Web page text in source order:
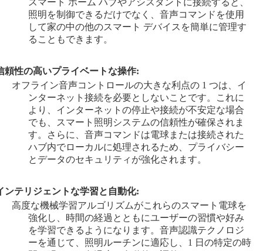
スマート ホーム ハブやアシスタントに接続すると、
照明を制御できるだけでなく、音声コマンドを使用
して家の中の他のスマート デバイスを簡単に管理す
ることもできます。
頼性の高いプライベートな操作:
オフライン音声コントロールの大きな利点の 1 つは、イ
ンターネット接続を必要としないことです。これに
より、インターネットの停止や接続が不安定な場合
でも、スマート照明システムの信頼性が確保されま
す。さらに、音声コマンドは電球または接続された
ハブ内でローカルに処理されるため、プライバシー
とデータのセキュリティが強化されます。
ンテリジェントな学習と自動化:
高度な機械学習アルゴリズムがこれらのスマート電球を
強化し、時間の経過とともにユーザーの習慣や好み
を学習できるようになります。音声認識テクノロジ
ーを通じて、照明ルーチンに適応し、1 日の特定の時